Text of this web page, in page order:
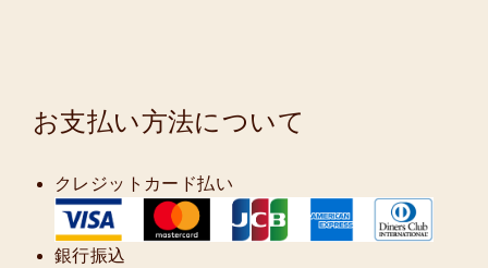
お支払い方法について
クレジットカード払い
銀行振込